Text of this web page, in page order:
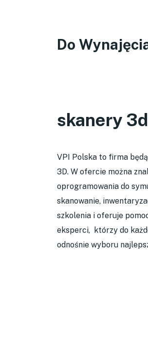
Do
skanery 3d
VPI Polska to firma
3D. W ofercie można
oprogramowania do
skanowanie,
szkolenia i oferuje
eksperci, którzy do
odnośnie wyboru